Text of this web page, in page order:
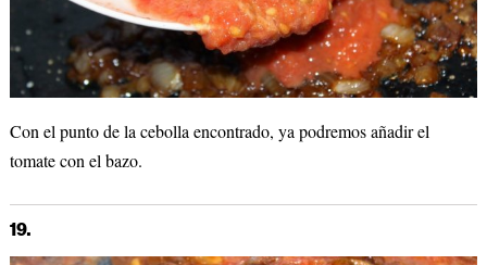
Con el punto de la cebolla encontrado, ya podremos añadir el
tomate con el bazo.
19.